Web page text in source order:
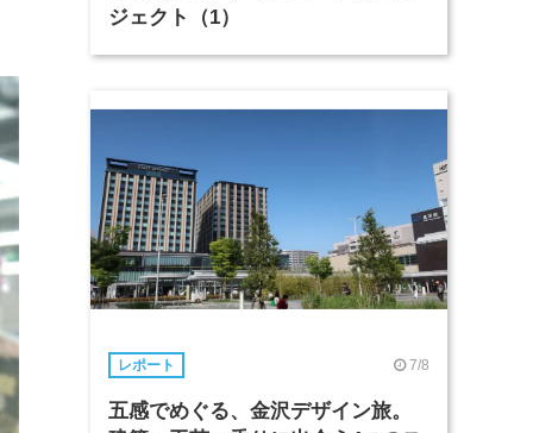
ジェクト（1）
レポート 7/8
五感でめぐる、金沢デザイン旅。